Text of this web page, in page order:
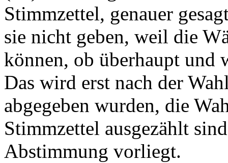
Stimmzettel, genauer
sie nicht geben, weil die
können, ob überhaupt und
Das wird erst nach der
abgegeben wurden, die
Stimmzettel ausgezählt
Abstimmung vorliegt.